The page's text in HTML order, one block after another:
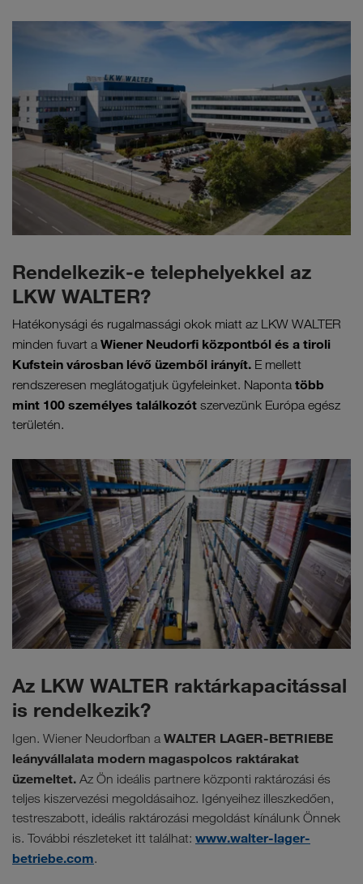
Rendelkezik-e telephelyekkel az
LKW WALTER?
Hatékonysági és rugalmassági okok miatt az LKW WALTER
minden fuvart a Wiener Neudorfi központból és a tiroli
Kufstein városban lévő üzemből irányít. E mellett
rendszeresen meglátogatjuk ügyfeleinket. Naponta több
mint 100 személyes találkozót szervezünk Európa egész
területén.
Az LKW WALTER raktárkapacitással
is rendelkezik?
Igen. Wiener Neudorfban a WALTER LAGER-BETRIEBE
leányvállalata modern magaspolcos raktárakat
üzemeltet. Az Ön ideális partnere központi raktározási és
teljes kiszervezési megoldásaihoz. Igényeihez illeszkedően,
testreszabott, ideális raktározási megoldást kínálunk Önnek
is. További részleteket itt találhat: www.walter-lager-
betriebe.com.